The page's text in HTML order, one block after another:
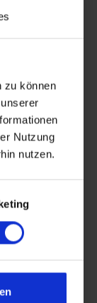
zu können
Nutzung
nutzen.